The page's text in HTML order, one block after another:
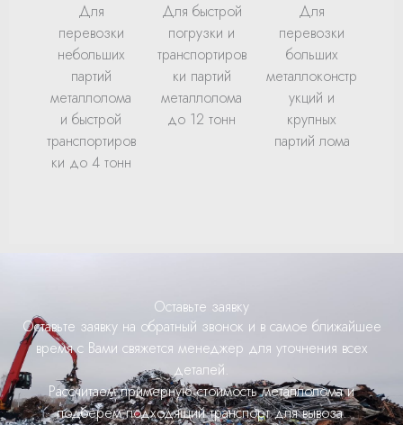
Для
перевозки
небольших
партий
металлолома
и быстрой
транспортиров
ки до 4 тонн
Для быстрой
погрузки и
транспортиров
ки партий
металлолома
до 12 тонн
Для
перевозки
больших
металлоконстр
укций и
крупных
партий лома
Оставьте заявку
Оставьте заявку на обратный звонок и в самое ближайшее
время с Вами свяжется менеджер для уточнения всех
деталей.
Рассчитаем примерную стоимость металлолома и
подберем подходящий транспорт для вывоза.